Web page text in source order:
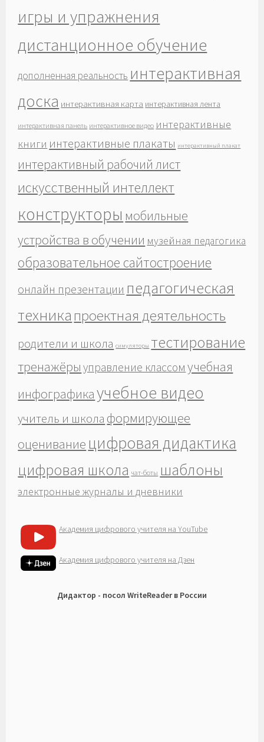
игры и упражнения
дистанционное обучение
дополненная реальность интерактивная
доска интерактивная карта интерактивная лента
интерактивная панель интерактивное видео интерактивные
книги интерактивные плакаты интерактивный плакат
интерактивный рабочий лист
искусственный интеллект
конструкторы мобильные
устройства в обучении музейная педагогика
образовательное сайтостроение
онлайн презентации педагогическая
техника проектная деятельность
родители и школа симуляторы тестирование
тренажёры управление классом учебная
инфографикаучебное видео
учитель и школа формирующее
оценивание цифровая дидактика
цифровая школа чат-боты шаблоны
электронные журналы и дневники
Академия цифрового учителя на YouTube
Академия цифрового учителя на Дзен
Дидактор - посол WriteReader в России